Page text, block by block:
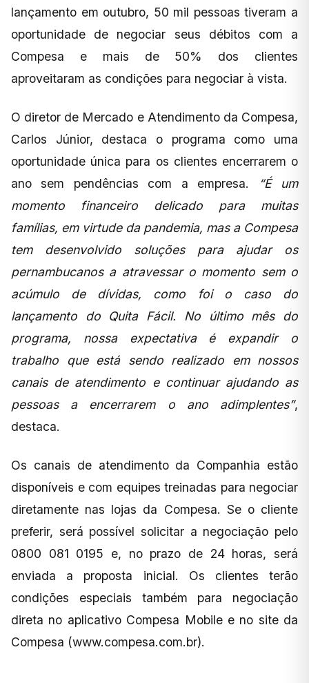
lançamento em outubro, 50 mil pessoas tiveram a
oportunidade de negociar seus débitos com a
Compesa e mais de 50% dos clientes
aproveitaram as condições para negociar à vista.
O diretor de Mercado e Atendimento da Compesa,
Carlos Júnior, destaca o programa como uma
oportunidade única para os clientes encerrarem o
ano sem pendências com a empresa.
“É um
momento financeiro delicado para muitas
famílias, em virtude da pandemia, mas a Compesa
tem desenvolvido soluções para ajudar os
pernambucanos a atravessar o momento sem o
acúmulo de dívidas, como foi o caso do
lançamento do Quita Fácil. No último mês do
programa, nossa expectativa é expandir o
trabalho que está sendo realizado em nossos
canais de atendimento e continuar ajudando as
pessoas a encerrarem o ano adimplentes”,
destaca.
Os canais de atendimento da Companhia estão
disponíveis e com equipes treinadas para negociar
diretamente nas lojas da Compesa. Se o cliente
preferir, será possível solicitar a negociação pelo
0800 081 0195 e, no prazo de 24 horas, será
enviada a proposta inicial. Os clientes terão
condições especiais também para negociação
direta no aplicativo Compesa Mobile e no site da
Compesa (www.compesa.com.br).